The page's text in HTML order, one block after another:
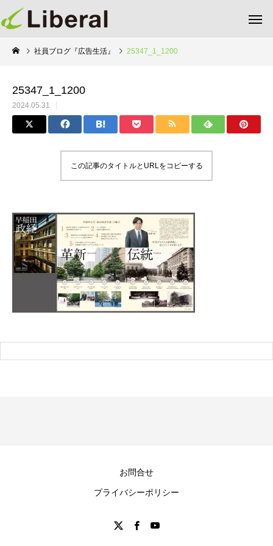
社員ブログ『広告生活』 25347_1_1200
25347_1_1200
2024.05.31
この記事のタイトルとURLをコピーする
お問合せ
プライバシーポリシー